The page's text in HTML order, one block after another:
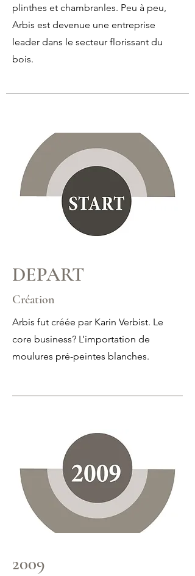
plinthes et chambranles. Peu à peu,
Arbis est devenue une entreprise
leader dans le secteur florissant du
bois.
DEPART
Création
Arbis fut créée par Karin Verbist. Le
core business? L’importation de
moulures pré-peintes blanches.
2009